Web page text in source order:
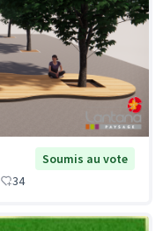
Soumis au vote
34